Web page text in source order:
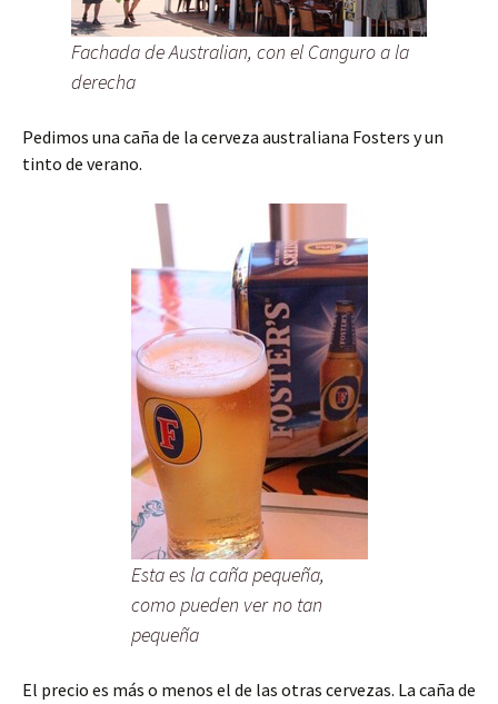
Fachada de Australian, con el Canguro a la
derecha
Pedimos una caña de la cerveza australiana Fosters y un
tinto de verano.
Esta es la caña pequeña,
como pueden ver no tan
pequeña
El precio es más o menos el de las otras cervezas. La caña de